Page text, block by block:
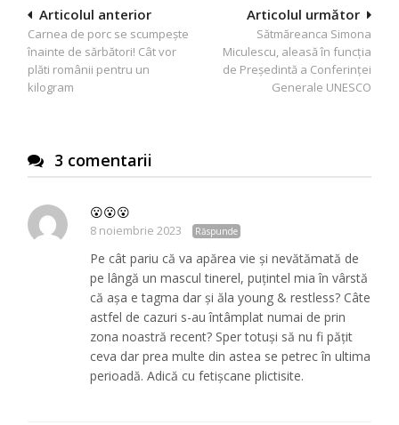
Navigare
în
articole
Articolul următor
Sătmăreanca Simona
Miculescu, aleasă în funcția
de Preşedintă a Conferinţei
Generale UNESCO
Articolul anterior
Carnea de porc se scumpește
înainte de sărbători! Cât vor
plăti românii pentru un
kilogram
3 comentarii
😮😮😮
8 noiembrie 2023 Răspunde
Pe cât pariu că va apărea vie și nevătămată de
pe lângă un mascul tinerel, puțintel mia în vârstă
că așa e tagma dar și ăla young & restless? Câte
astfel de cazuri s-au întâmplat numai de prin
zona noastră recent? Sper totuși să nu fi pățit
ceva dar prea multe din astea se petrec în ultima
perioadă. Adică cu fetișcane plictisite.